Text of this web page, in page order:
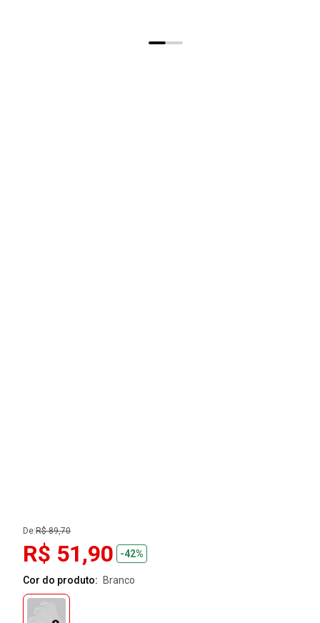
De:R$ 89,70
R$ 51,90 -42%
Cor do produto: branco